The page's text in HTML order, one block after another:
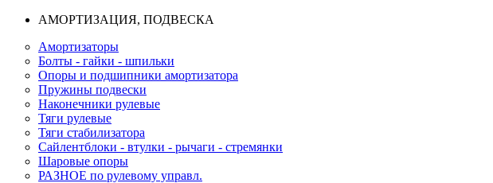
АМОРТИЗАЦИЯ, ПОДВЕСКА
Амортизаторы
Болты - гайки - шпильки
Опоры и подшипники амортизатора
Пружины подвески
Наконечники рулевые
Тяги рулевые
Тяги стабилизатора
Сайлентблоки - втулки - рычаги - стремянки
Шаровые опоры
РАЗНОЕ по рулевому управл.